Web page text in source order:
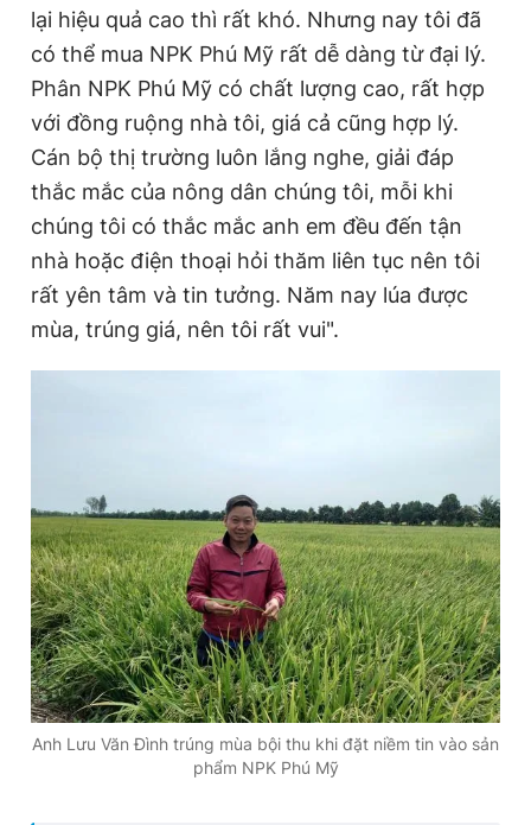
lại hiệu quả cao thì rất khó. Nhưng nay tôi đã
có thể mua NPK Phú Mỹ rất dễ dàng từ đại lý.
Phân NPK Phú Mỹ có chất lượng cao, rất hợp
với đồng ruộng nhà tôi, giá cả cũng hợp lý.
Cán bộ thị trường luôn lắng nghe, giải đáp
thắc mắc của nông dân chúng tôi, mỗi khi
chúng tôi có thắc mắc anh em đều đến tận
nhà hoặc điện thoại hỏi thăm liên tục nên tôi
rất yên tâm và tin tưởng. Năm nay lúa được
mùa, trúng giá, nên tôi rất vui".
Anh Lưu Văn Đình trúng mùa bội thu khi đặt niềm tin vào sản
phẩm NPK Phú Mỹ